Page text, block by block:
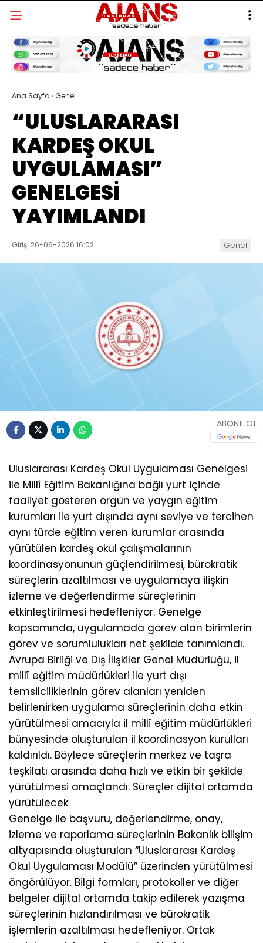
Ana Sayfa ›Genel
“ULUSLARARASI
KARDEŞ OKUL
UYGULAMASI”
GENELGESİ
YAYIMLANDI
Giriş: 26-06-2026 16:02 Genel
ABONE OL
Uluslararası Kardeş Okul Uygulaması Genelgesi
ile Millî Eğitim Bakanlığına bağlı yurt içinde
faaliyet gösteren örgün ve yaygın eğitim
kurumları ile yurt dışında aynı seviye ve tercihen
aynı türde eğitim veren kurumlar arasında
yürütülen kardeş okul çalışmalarının
koordinasyonunun güçlendirilmesi, bürokratik
süreçlerin azaltılması ve uygulamaya ilişkin
izleme ve değerlendirme süreçlerinin
etkinleştirilmesi hedefleniyor. Genelge
kapsamında, uygulamada görev alan birimlerin
görev ve sorumlulukları net şekilde tanımlandı.
Avrupa Birliği ve Dış İlişkiler Genel Müdürlüğü, il
millî eğitim müdürlükleri ile yurt dışı
temsilciliklerinin görev alanları yeniden
belirlenirken uygulama süreçlerinin daha etkin
yürütülmesi amacıyla il millî eğitim müdürlükleri
bünyesinde oluşturulan il koordinasyon kurulları
kaldırıldı. Böylece süreçlerin merkez ve taşra
teşkilatı arasında daha hızlı ve etkin bir şekilde
yürütülmesi amaçlandı. Süreçler dijital ortamda
yürütülecek
Genelge ile başvuru, değerlendirme, onay,
izleme ve raporlama süreçlerinin Bakanlık bilişim
altyapısında oluşturulan “Uluslararası Kardeş
Okul Uygulaması Modülü” üzerinden yürütülmesi
öngörülüyor. Bilgi formları, protokoller ve diğer
belgeler dijital ortamda takip edilerek yazışma
süreçlerinin hızlandırılması ve bürokratik
işlemlerin azaltılması hedefleniyor. Ortak